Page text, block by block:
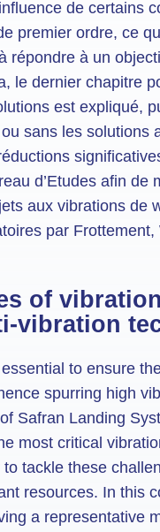
de certains
premier ordre, ce
répondre à un
le dernier chapitre
est expliqué,
sans les
d’Etudes afin
aux vibrations de
par
of
vibration
to ensure
spurring high
Safran Landing
most critical
tackle these
resources. In this
a representative